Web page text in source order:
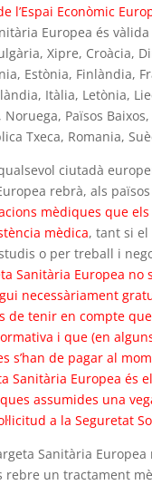
l’Espai Econòmic
Europea és vàlida
Xipre, Croàcia,
Estònia, Finlàndia,
Itàlia, Letònia,
Països
Txeca, Romania,
ciutadà
rebrà, als
mèdiques que
mèdica, tant si
o per treball i
Sanitària Europea no
necessàriament
de tenir en compte
i que (en
s’han de pagar al
Sanitària Europea és
assumides una
a la Seguretat
Sanitària
rebre un tractament